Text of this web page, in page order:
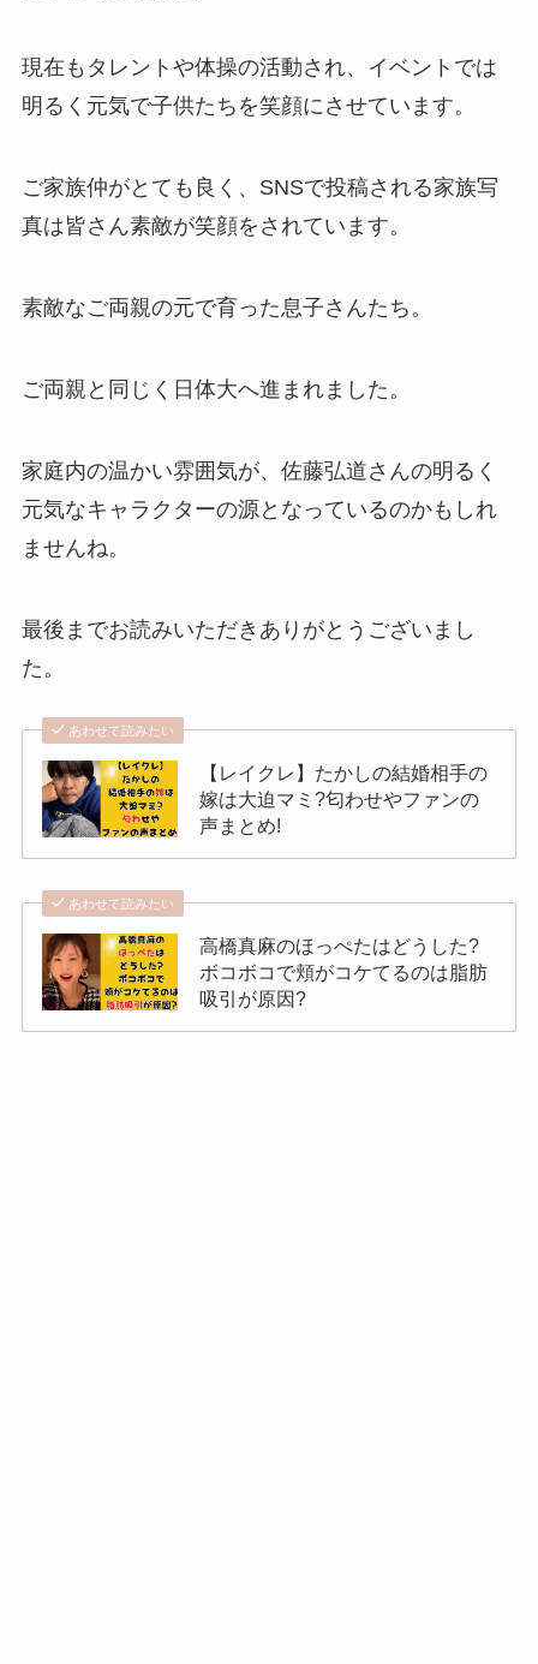
現在もタレントや体操の活動され、イベントでは
明るく元気で子供たちを笑顔にさせています。
ご家族仲がとても良く、SNSで投稿される家族写
真は皆さん素敵が笑顔をされています。
素敵なご両親の元で育った息子さんたち。
ご両親と同じく日体大へ進まれました。
家庭内の温かい雰囲気が、佐藤弘道さんの明るく
元気なキャラクターの源となっているのかもしれ
ませんね。
最後までお読みいただきありがとうございまし
た。
あわせて読みたい
【レイクレ】たかしの結婚相手の
嫁は大迫マミ?匂わせやファンの
声まとめ!
あわせて読みたい
高橋真麻のほっぺたはどうした?
ボコボコで頬がコケてるのは脂肪
吸引が原因?